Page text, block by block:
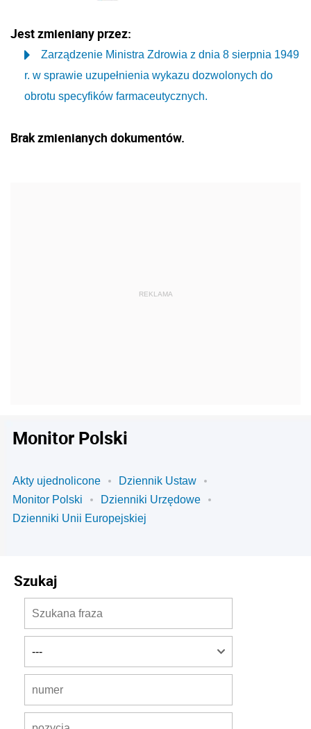
Jest zmieniany przez:
Zarządzenie Ministra Zdrowia z dnia 8 sierpnia 1949
r. w sprawie uzupełnienia wykazu dozwolonych do
obrotu specyfików farmaceutycznych.
Brak zmienianych dokumentów.
Monitor Polski
Akty ujednolicone
Dziennik Ustaw
Monitor Polski
Dzienniki Urzędowe
Dzienniki Unii Europejskiej
Szukaj